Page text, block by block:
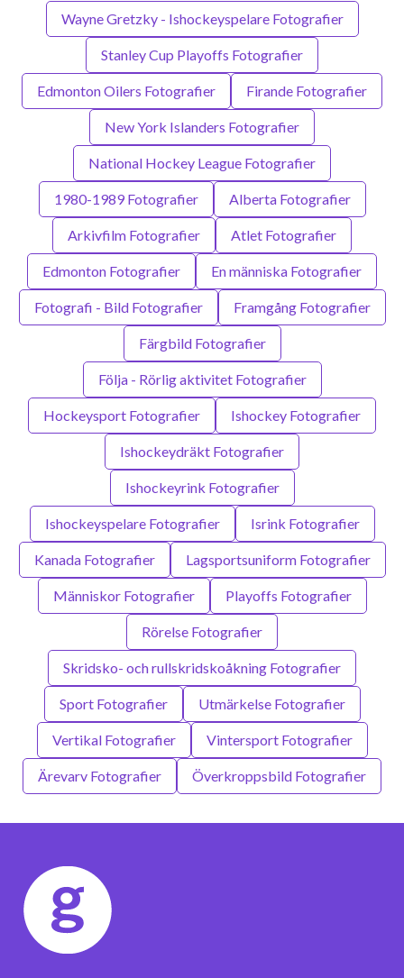
Wayne Gretzky - Ishockeyspelare Fotografier
Stanley Cup Playoffs Fotografier
Edmonton Oilers Fotografier Firande Fotografier
New York Islanders Fotografier
National Hockey League Fotografier
1980-1989 Fotografier Alberta Fotografier
Arkivfilm Fotografier Atlet Fotografier
Edmonton Fotografier En människa Fotografier
Fotografi - Bild Fotografier Framgång Fotografier
Färgbild Fotografier
Följa - Rörlig aktivitet Fotografier
Hockeysport Fotografier Ishockey Fotografier
Ishockeydräkt Fotografier
Ishockeyrink Fotografier
Ishockeyspelare Fotografier Isrink Fotografier
Kanada Fotografier Lagsportsuniform Fotografier
Människor Fotografier Playoffs Fotografier
Rörelse Fotografier
Skridsko- och rullskridskoåkning Fotografier
Sport Fotografier Utmärkelse Fotografier
Vertikal Fotografier Vintersport Fotografier
Ärevarv Fotografier Överkroppsbild Fotografier